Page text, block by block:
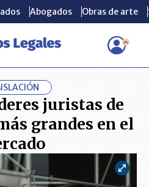
Abogados Obras de arte
son las líderes juristas de las
Abogados Obras de arte
juristas de
grandes en el